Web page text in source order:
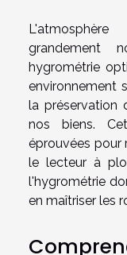
grandement
hygrométrie
environnement
la préservation
nos biens.
éprouvées pour
le lecteur à
l'hygrométrie
en maîtriser les